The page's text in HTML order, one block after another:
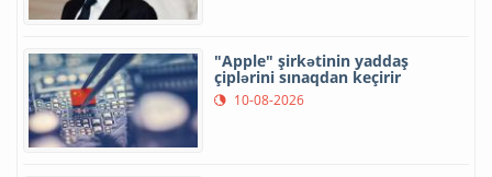
"Apple" şirkətinin yaddaş
çiplərini sınaqdan keçirir
10-08-2026